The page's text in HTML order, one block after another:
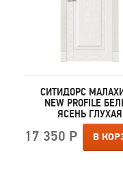
СИТИДОРС
NEW PROFILE
ЯСЕНЬ ГЛУХАЯ
17 350 Р В